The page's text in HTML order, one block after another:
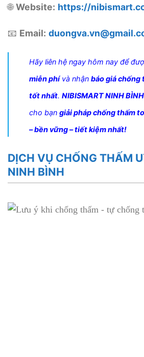
🌐Website: https://
📧 Email:
Hãy liên hệ ngay hôm nay để
miễn phívà nhận báo giá chống
tốt nhất. NIBISMART NINH BÌNH
cho bạn giải pháp chống thấm
– bền vững – tiết kiệm nhất!
DỊCH VỤ CHỐNG THẤM
NINH BÌNH